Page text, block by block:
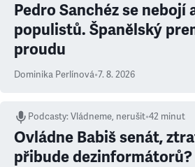
Pedro Sanchéz se nebojí
populistů. Španělský
proudu
Dominika Perlínová•7. 8. 2026
Podcasty:Vládneme, nerušit•42 minut
Ovládne Babiš senát,
přibude dezinformátorů?